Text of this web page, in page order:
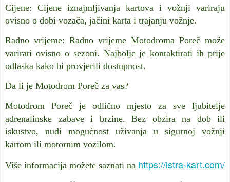
Cijene: Cijene iznajmljivanja kartova i vožnji variraju
ovisno o dobi vozača, jačini karta i trajanju vožnje.
Radno vrijeme: Radno vrijeme Motodroma Poreč može
varirati ovisno o sezoni. Najbolje je kontaktirati ih prije
odlaska kako bi provjerili dostupnost.
Da li je Motodrom Poreč za vas?
Motodrom Poreč je odlično mjesto za sve ljubitelje
adrenalinske zabave i brzine. Bez obzira na dob ili
iskustvo, nudi mogućnost uživanja u sigurnoj vožnji
kartom ili motornim vozilom.
Više informacija možete saznati na https://istra-kart.com/